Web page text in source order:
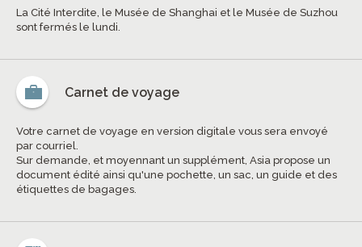
La Cité Interdite, le Musée de Shanghai et le Musée de Suzhou
sont fermés le lundi.
Carnet de voyage
Votre carnet de voyage en version digitale vous sera envoyé
par courriel.
Sur demande, et moyennant un supplément, Asia propose un
document édité ainsi qu'une pochette, un sac, un guide et des
étiquettes de bagages.